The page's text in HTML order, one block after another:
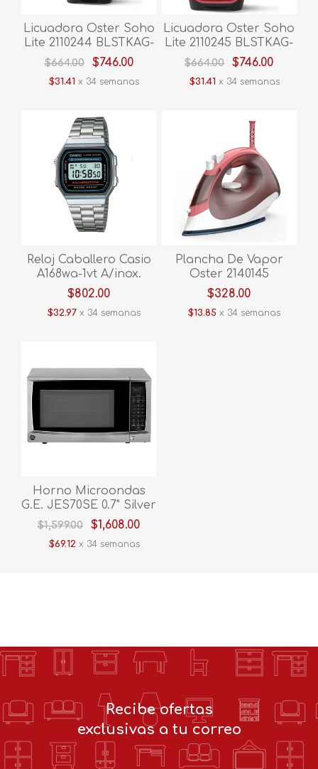
Licuadora Oster Soho
Lite 2110244 BLSTKAG-
BPB-013 Push Button
V/Vidrio 2V Negro
$664.00 $746.00
$31.41 x 34 semanas
Licuadora Oster Soho
Lite 2110245 BLSTKAG-
RPB-013 Push Button
V/Vidrio 2V Roja
$664.00 $746.00
$31.41 x 34 semanas
Reloj Caballero Casio
A168wa-1vt A/inox.
$802.00
$32.97 x 34 semanas
Plancha De Vapor
Oster 2140145
GCSTBS5053-013 Rojo
$328.00
$13.85 x 34 semanas
Horno Microondas
G.E. JES70SE 0.7" Silver
$1,599.00 $1,608.00
$69.12 x 34 semanas
Recibe ofertas
exclusivas a tu correo